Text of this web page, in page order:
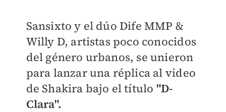
Sansixto y el dúo Dife MMP &
Willy D, artistas poco conocidos
del género urbanos, se unieron
para lanzar una réplica al video
de Shakira bajo el título "D-
Clara".